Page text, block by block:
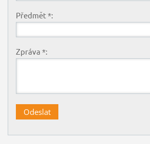
Předmět *:
Zpráva *: